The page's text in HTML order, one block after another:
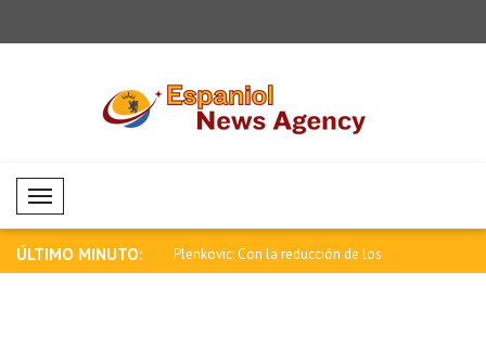
Mobil Menü
ÚLTIMO MINUTO:
la reducción de los OMS: El enfoque comunitario apoya la